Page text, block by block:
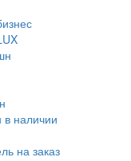
наличии
на заказ